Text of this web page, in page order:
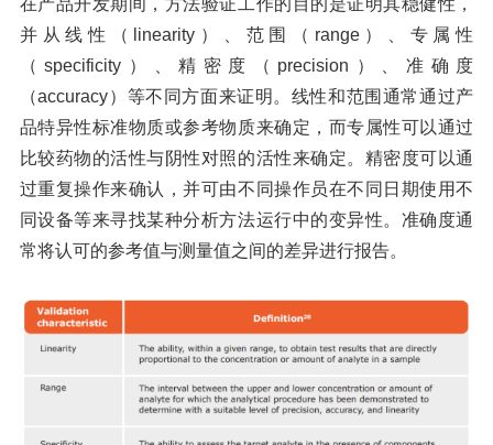
在产品开发期间，方法验证工作的目的是证明其稳健性，
并从线性（
linearity）、范围（range）、专属性
（specificity）、精密度（precision）、准确度
（accuracy）等不同方面来证明。线性和范围通常通过产
品特异性标准物质或参考物质来确定，而专属性可以通过
比较药物的活性与阴性对照的活性来确定。精密度可以通
过重复操作来确认，并可由不同操作员在不同日期使用不
同设备等来寻找某种分析方法运行中的变异性。准确度通
常将认可的参考值与测量值之间的差异进行报告。